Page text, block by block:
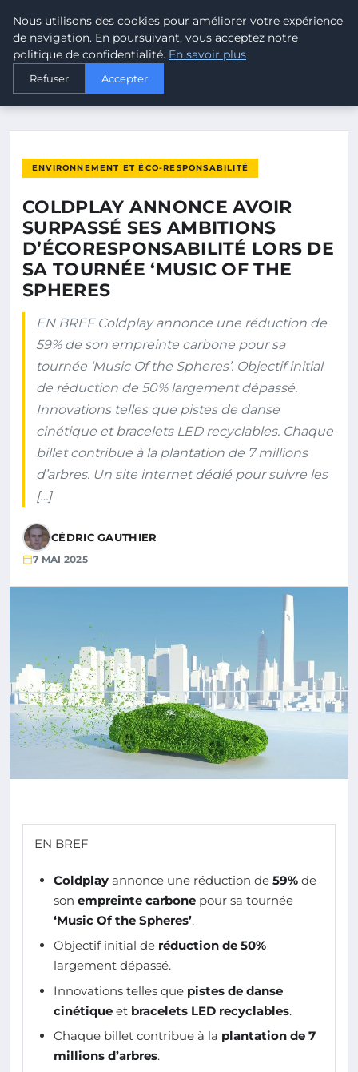
MALTA CLIMATE
ACCUEIL
COLDPLAY ANNONCE AVOIR SURPASSÉ SES AMBITIONS…
ENVIRONNEMENT ET ÉCO-RESPONSABILITÉ
COLDPLAY ANNONCE AVOIR
SURPASSÉ SES AMBITIONS
D’ÉCORESPONSABILITÉ LORS DE
SA TOURNÉE ‘MUSIC OF THE
SPHERES
EN BREF Coldplay annonce une réduction de
59% de son empreinte carbone pour sa
tournée ‘Music Of the Spheres’. Objectif initial
de réduction de 50% largement dépassé.
Innovations telles que pistes de danse
cinétique et bracelets LED recyclables. Chaque
billet contribue à la plantation de 7 millions
d’arbres. Un site internet dédié pour suivre les
[…]
CÉDRIC GAUTHIER
7 MAI 2025
EN BREF
Coldplay annonce une réduction de 59% de
son empreinte carbone pour sa tournée
‘Music Of the Spheres’.
Objectif initial de réduction de 50%
largement dépassé.
Innovations telles que pistes de danse
cinétique et bracelets LED recyclables.
Chaque billet contribue à la plantation de 7
millions d’arbres.
Nous utilisons des cookies pour améliorer votre expérience
de navigation. En poursuivant, vous acceptez notre
politique de confidentialité. En savoir plus
Refuser Accepter